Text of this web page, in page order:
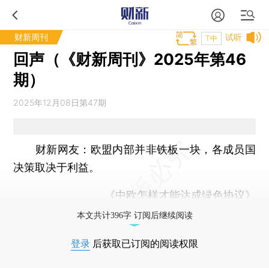
财新周刊 试听
T中
回声（《财新周刊》2025年第46
期）
2025年12月08日第47期
财新网友： 欧盟内部并非铁板一块，各成员国
决策取决于利益。
《中欧怎样才能达成绿色协议》
本文共计396字 订阅后继续阅读
登录 后获取已订阅的阅读权限